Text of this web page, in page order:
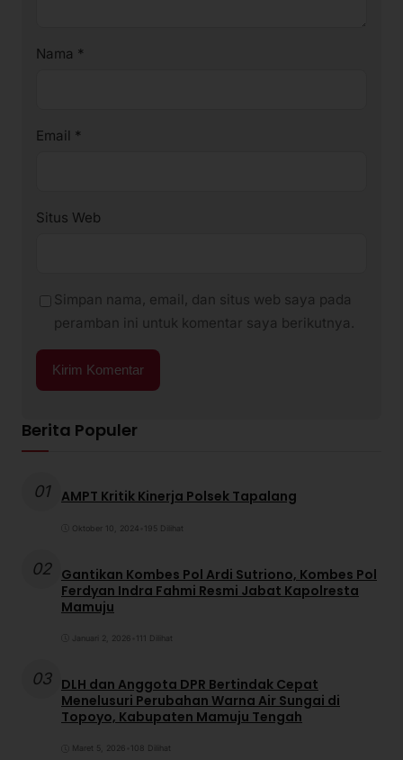
Nama *
Email *
Situs Web
Simpan nama, email, dan situs web saya pada
peramban ini untuk komentar saya berikutnya.
Berita Populer
01 AMPT Kritik Kinerja Polsek Tapalang
Oktober 10, 2024 195 Dilihat
02 Gantikan Kombes Pol Ardi Sutriono, Kombes Pol
Ferdyan Indra Fahmi Resmi Jabat Kapolresta
Mamuju
Januari 2, 2026 111 Dilihat
03 DLH dan Anggota DPR Bertindak Cepat
Menelusuri Perubahan Warna Air Sungai di
Topoyo, Kabupaten Mamuju Tengah
Maret 5, 2026 108 Dilihat